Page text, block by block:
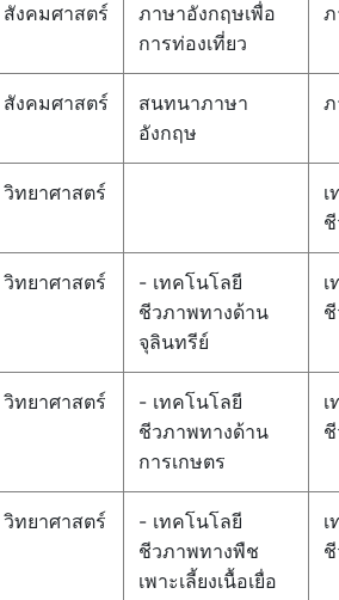
สังคมศาสตร์
ภาษาอังกฤษเพื่อ
การท่องเที่ยว
สังคมศาสตร์
สนทนาภาษา
อังกฤษ
วิทยาศาสตร์
วิทยาศาสตร์
- เทคโนโลยี
ชีวภาพทางด้าน
จุลินทรีย์
วิทยาศาสตร์
- เทคโนโลยี
ชีวภาพทางด้าน
การเกษตร
วิทยาศาสตร์
- เทคโนโลยี
ชีวภาพทางพืช
เพาะเลี้ยงเนื้อเยื่อ